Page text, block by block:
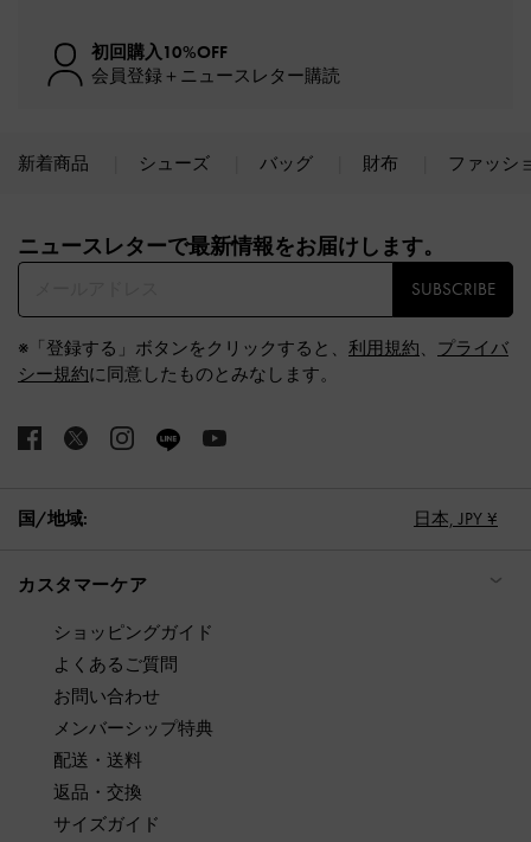
初回購入10%OFF
会員登録＋ニュースレター購読
新着商品 シューズ バッグ 財布 ファッシ
ニュースレターで最新情報をお届けします。​
SUBSCRIBE
※「登録する」ボタンをクリックすると、 利用規約、 プライバ
シー規約に同意したものとみなします。
国/地域: 日本, JPY ¥
カスタマーケア
ショッピングガイド
よくあるご質問
お問い合わせ
メンバーシップ特典
配送・送料
返品・交換
サイズガイド